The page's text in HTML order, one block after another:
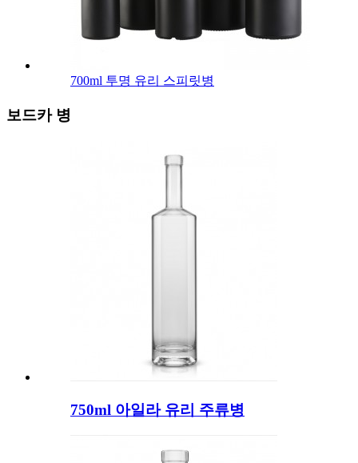
700ml 투명 유리 스피릿병
보드카 병
750ml 아일라 유리 주류병